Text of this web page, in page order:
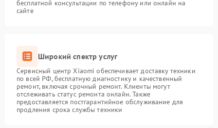
бесплатной консультации по телефону или онлайн на
сайте
Широкий спектр услуг
Сервисный центр Xiaomi обеспечивает доставку техники
по всей РФ, бесплатную диагностику и качественный
ремонт, включая срочный ремонт. Клиенты могут
отслеживать статус ремонта онлайн. Также
предоставляется постгарантийное обслуживание для
продления срока службы техники